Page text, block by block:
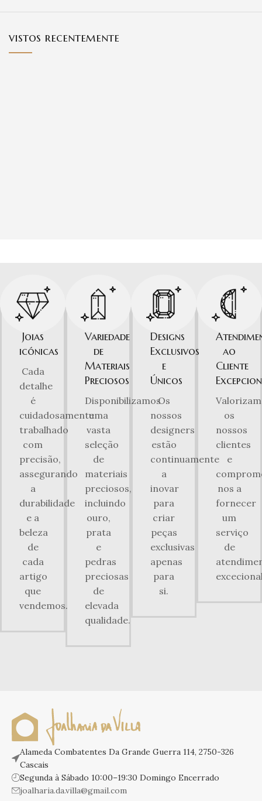
vistos recentemente
Joias
icónicas
Cada
detalhe
é
cuidadosamente
trabalhado
com
precisão,
assegurando
a
durabilidade
e a
beleza
de
cada
artigo
que
vendemos.
Variedade
de
Materiais
Preciosos
Disponibilizamos
uma
vasta
seleção
de
materiais
preciosos,
incluindo
ouro,
prata
e
pedras
preciosas
de
elevada
qualidade.
Designs
Exclusivos
e
Únicos
Os
nossos
designers
estão
continuamente
a
inovar
para
criar
peças
exclusivas
apenas
para
si.
ao
Cliente
os
nossos
clientes
e
nos a
fornecer
um
serviço
de
Alameda Combatentes Da Grande Guerra 114, 2750-326
Cascais
Segunda à Sábado 10:00–19:30 Domingo Encerrado
joalharia.da.villa@gmail.com